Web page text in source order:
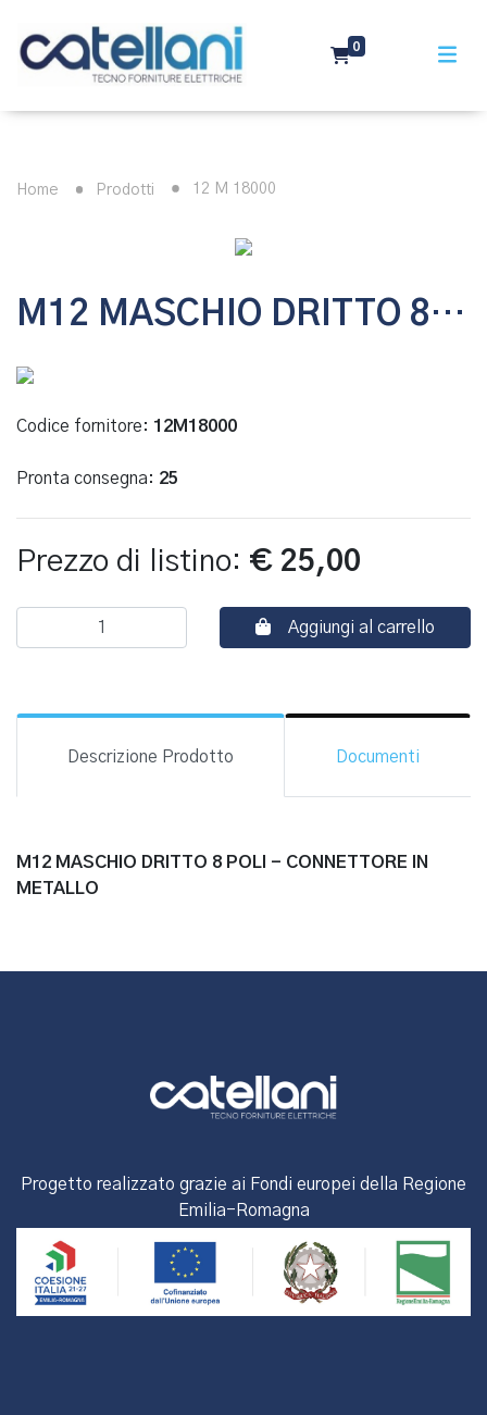
0
Home Prodotti 12 M 18000
M12 MASCHIO DRITTO 8 POLI - CONNETTORE IN METALLO
Codice fornitore: 12M18000
Pronta consegna: 25
Prezzo di listino: € 25,00
Aggiungi al carrello
Descrizione Prodotto Documenti
M12 MASCHIO DRITTO 8 POLI - CONNETTORE IN
METALLO
Progetto realizzato grazie ai Fondi europei della Regione
Emilia-Romagna